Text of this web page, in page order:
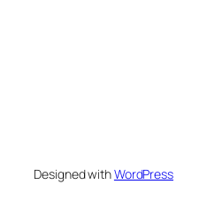
Designed withWordPress